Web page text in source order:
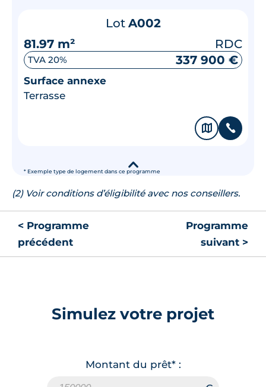
* Exemple type de logement dans ce programme
Lot A002
81.97 m²
RDC
TVA 20% 337 900 €
Surface annexe
Terrasse
🗞 📞
▾
(2) Voir conditions d’éligibilité avec nos conseillers.
< Programme
précédent
Programme
suivant >
Simulez votre projet
Montant du prêt* :